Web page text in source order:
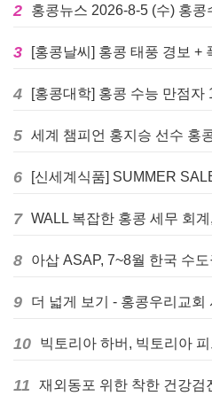
2 홍콩뉴스 2026-8-5 (수) 홍콩
3 [홍콩날씨] 홍콩 태풍 경보 +
4
5
6 [신세계식품] SUMMER
7
8
9 더 넓게 보기 - 홍콩우리교회
10
11